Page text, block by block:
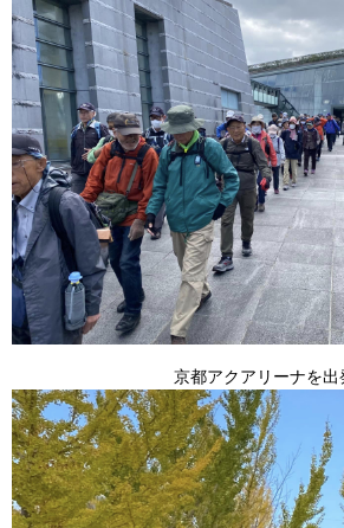
京都アクアリーナを出